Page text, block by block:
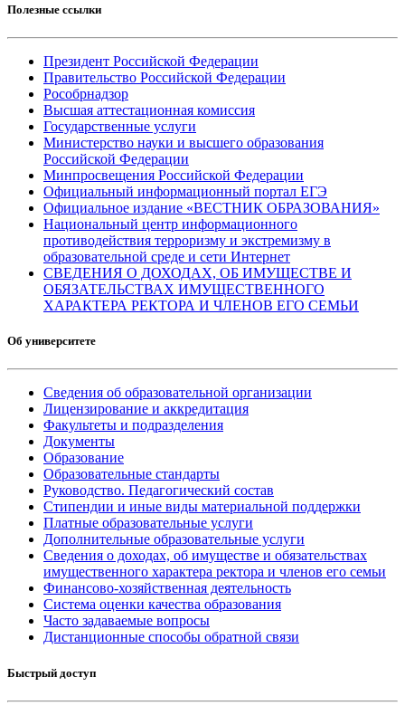
Полезные ссылки
Президент Российской Федерации
Правительство Российской Федерации
Рособрнадзор
Высшая аттестационная комиссия
Государственные услуги
Министерство науки и высшего образования
Российской Федерации
Минпросвещения Российской Федерации
Официальный информационный портал ЕГЭ
Официальное издание «ВЕСТНИК ОБРАЗОВАНИЯ»
Национальный центр информационного
противодействия терроризму и экстремизму в
образовательной среде и сети Интернет
СВЕДЕНИЯ О ДОХОДАХ, ОБ ИМУЩЕСТВЕ И
ОБЯЗАТЕЛЬСТВАХ ИМУЩЕСТВЕННОГО
ХАРАКТЕРА РЕКТОРА И ЧЛЕНОВ ЕГО СЕМЬИ
Об университете
Сведения об образовательной организации
Лицензирование и аккредитация
Факультеты и подразделения
Документы
Образование
Образовательные стандарты
Руководство. Педагогический состав
Стипендии и иные виды материальной поддержки
Платные образовательные услуги
Дополнительные образовательные услуги
Сведения о доходах, об имуществе и обязательствах
имущественного характера ректора и членов его семьи
Финансово-хозяйственная деятельность
Система оценки качества образования
Часто задаваемые вопросы
Дистанционные способы обратной связи
Быстрый доступ